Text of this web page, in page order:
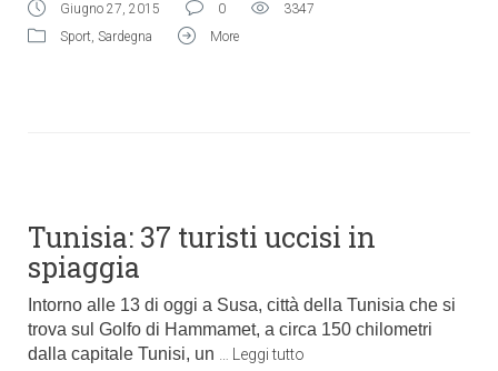
Giugno 27, 2015 0
3347
Sport, Sardegna More
Tunisia: 37 turisti uccisi in
spiaggia
Intorno alle 13 di oggi a Susa, città della Tunisia che si
trova sul Golfo di Hammamet, a circa 150 chilometri
dalla capitale Tunisi, un … Leggi tutto